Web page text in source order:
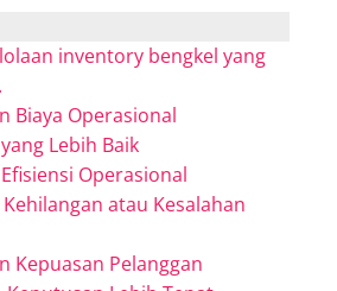
inventory bengkel yang
Biaya Operasional
Lebih Baik
Operasional
atau Kesalahan
Kepuasan Pelanggan